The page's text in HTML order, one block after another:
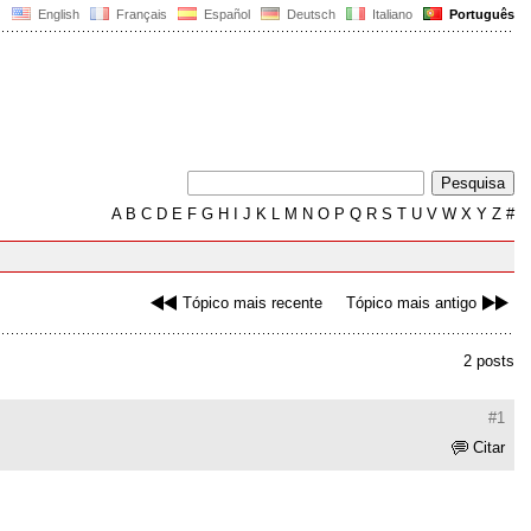
English Français Español Deutsch Italiano Português
AB C D E F G H J K L M N O P Q R S T U V W X Y Z #
Tópico mais recente Tópico mais antigo
2 posts
#1
Citar